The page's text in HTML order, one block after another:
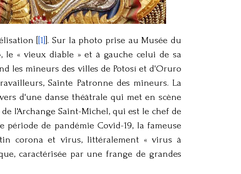
[
[1] ]. Sur la photo prise au Musée du
le « vieux diable » et à gauche celui de sa
les mineurs des villes de Potosí et d'Oruro
Sainte Patronne des mineurs. La
d'une danse théâtrale qui met en scène
l'Archange Saint-Michel, qui est le chef de
période de pandémie Covid-19, la fameuse
corona et virus, littéralement « virus à
caractérisée par une frange de grandes